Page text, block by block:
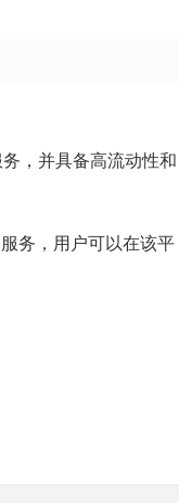
，并具备高流动性和
务，用户可以在该平